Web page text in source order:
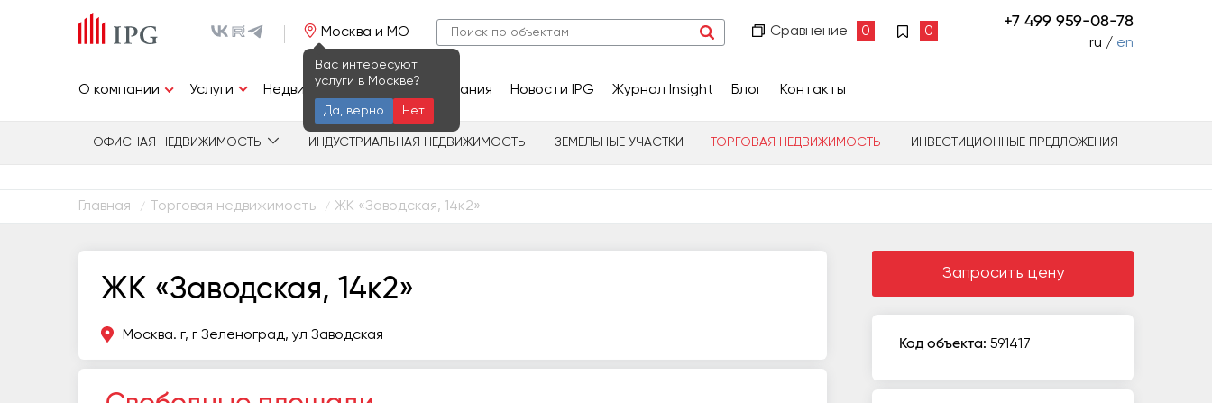
Москва и МО
Вас интересуют
услуги в Москве?
Да, верно Нет
Сравнение 0 0
+7 499 959-08-78
ru / en
О компании Услуги Недвижимость Исследования Новости IPG Журнал Insight Блог Контакты
ОФИСНАЯ НЕДВИЖИМОСТЬ ИНДУСТРИАЛЬНАЯ НЕДВИЖИМОСТЬ ЗЕМЕЛЬНЫЕ УЧАСТКИ ТОРГОВАЯ НЕДВИЖИМОСТЬ ИНВЕСТИЦИОННЫЕ ПРЕДЛОЖЕНИЯ
Главная / Торговая недвижимость / ЖК «Заводская, 14к2»
ЖК «Заводская, 14к2»
Москва. г, г Зеленоград, ул Заводская
Запросить цену
Код объекта: 591417